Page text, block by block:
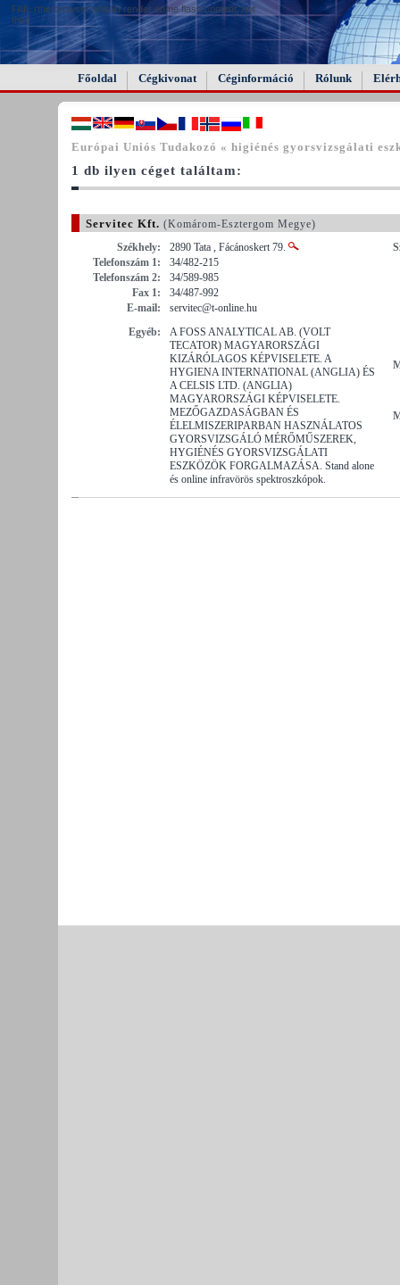
FAIL (the browser should render some flash content, not
this).
Főoldal Cégkivonat Céginformáció Rólunk
Európai Uniós Tudakozó « higiénés gyorsvizsgálati
1 db ilyen céget találtam:
Servitec Kft. (Komárom-Esztergom Megye)
Székhely:
2890 Tata , Fácánoskert 79.
Telefonszám 1:
34/482-215
Telefonszám 2:
34/589-985
Fax 1:
34/487-992
E-mail:
servitec@t-online.hu
Egyéb:
A FOSS ANALYTICAL AB. (VOLT
TECATOR) MAGYARORSZÁGI
KIZÁRÓLAGOS KÉPVISELETE. A
HYGIENA INTERNATIONAL (ANGLIA) ÉS
A CELSIS LTD. (ANGLIA)
MAGYARORSZÁGI KÉPVISELETE.
MEZŐGAZDASÁGBAN ÉS
ÉLELMISZERIPARBAN HASZNÁLATOS
GYORSVIZSGÁLÓ MÉRŐMŰSZEREK,
HYGIÉNÉS GYORSVIZSGÁLATI
ESZKÖZÖK FORGALMAZÁSA. Stand alone
és online infravörös spektroszkópok.